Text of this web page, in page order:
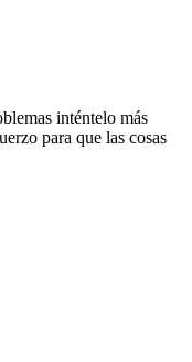
inténtelo más
para que las cosas